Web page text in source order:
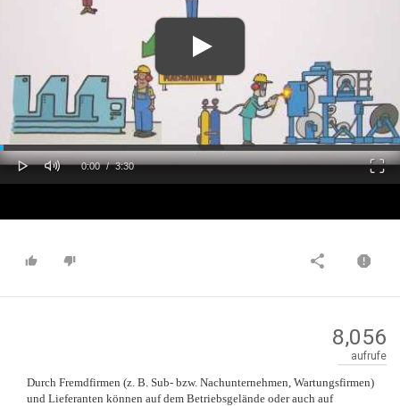
Play Mute
Current
0:00 / Duration
3:30
8,056
aufrufe
Durch Fremdfirmen (z. B. Sub- bzw. Nachunternehmen, Wartungsfirmen)
und Lieferanten können auf dem Betriebsgelände oder auch auf